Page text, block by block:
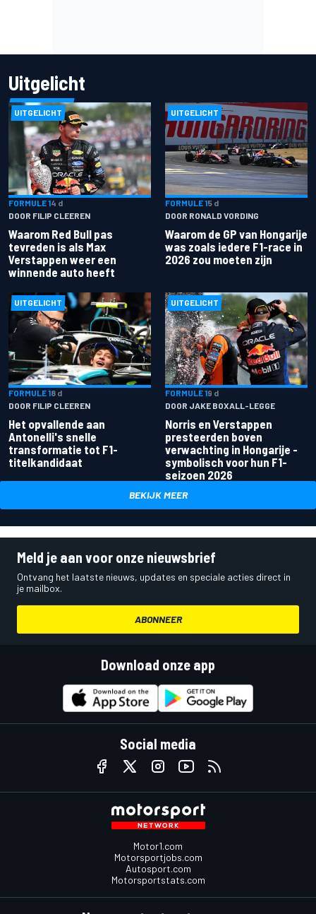
Uitgelicht
UITGELICHT
FORMULE 14 d
DOOR FILIP CLEEREN
Waarom Red Bull pas
tevreden is als Max
Verstappen weer een
winnende auto heeft
UITGELICHT
FORMULE 15 d
DOOR RONALD VORDING
Waarom de GP van Hongarije
was zoals iedere F1-race in
2026 zou moeten zijn
UITGELICHT
FORMULE 18 d
DOOR FILIP CLEEREN
Het opvallende aan
Antonelli's snelle
transformatie tot F1-
titelkandidaat
UITGELICHT
FORMULE 19 d
DOOR JAKE BOXALL-LEGGE
Norris en Verstappen
presteerden boven
verwachting in Hongarije -
symbolisch voor hun F1-
seizoen 2026
BEKIJK MEER
Meld je aan voor onze nieuwsbrief
Ontvang het laatste nieuws, updates en speciale acties direct in
je mailbox.
ABONNEER
Download onze app
Social media
Motor1.com
Motorsportjobs.com
Autosport.com
Motorsportstats.com